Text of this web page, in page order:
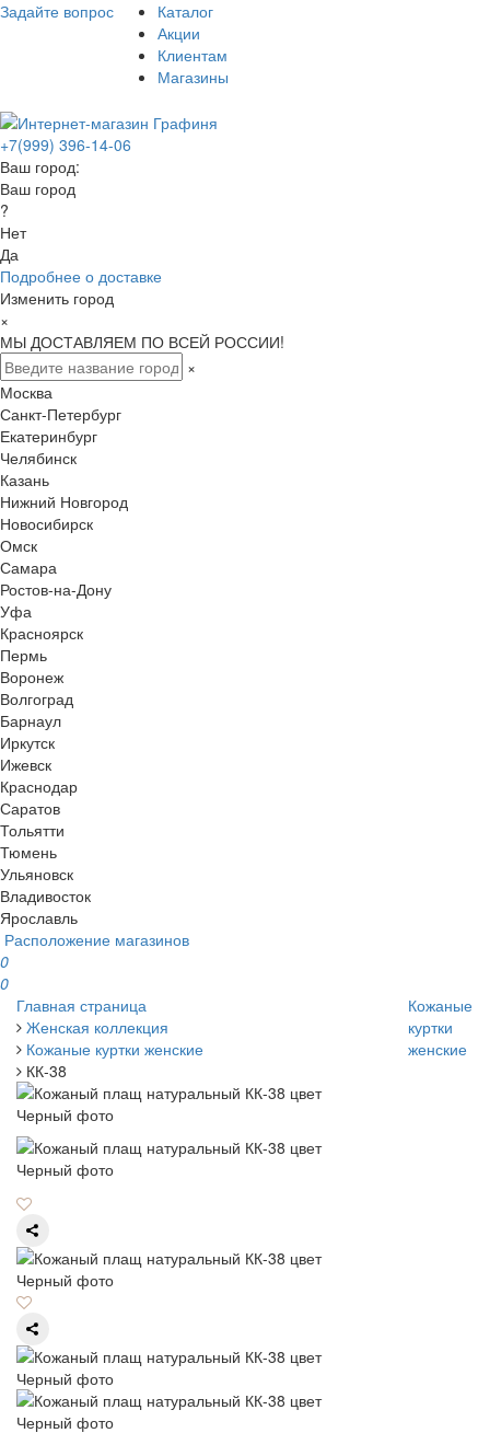
Задайте вопрос
Каталог
Акции
Клиентам
Магазины
+7(999) 396-14-06
Ваш город:
Ваш город
?
Нет
Да
Подробнее о доставке
Изменить город
×
МЫ ДОСТАВЛЯЕМ ПО ВСЕЙ РОССИИ!
×
Москва
Санкт-Петербург
Екатеринбург
Челябинск
Казань
Нижний Новгород
Новосибирск
Омск
Самара
Ростов-на-Дону
Уфа
Красноярск
Пермь
Воронеж
Волгоград
Барнаул
Иркутск
Ижевск
Краснодар
Саратов
Тольятти
Тюмень
Ульяновск
Владивосток
Ярославль
Расположение магазинов
0
0
Главная страница
Женская коллекция
Кожаные куртки женские
КК-38
Кожаные
куртки
женские